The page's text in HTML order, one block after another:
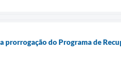
prorrogação do Programa de